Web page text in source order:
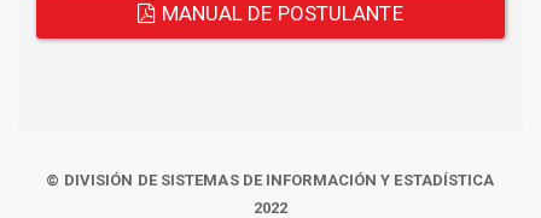
MANUAL DE POSTULANTE
© DIVISIÓN DE SISTEMAS DE INFORMACIÓN Y ESTADÍSTICA
2022